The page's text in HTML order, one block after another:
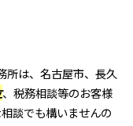
所は、名古屋市、長久
、税務相談等のお客様
談でも構いませんの